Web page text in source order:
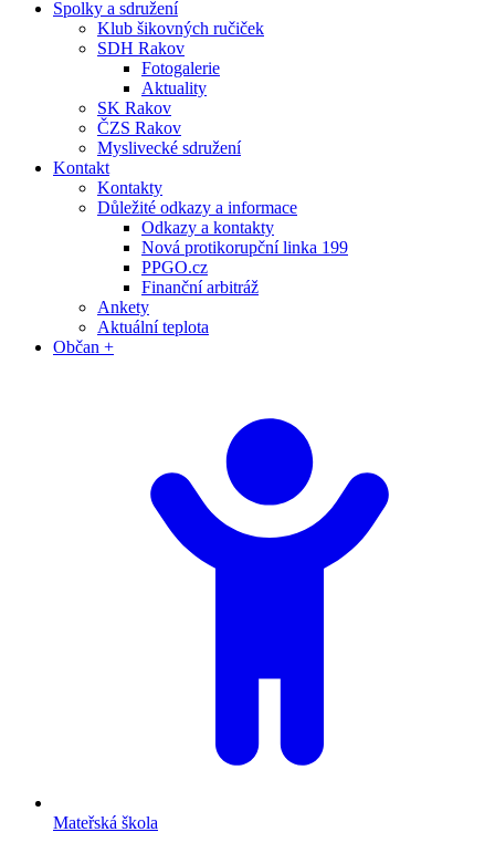
Spolky a sdružení
Klub šikovných ručiček
SDH Rakov
Fotogalerie
Aktuality
SK Rakov
ČZS Rakov
Myslivecké sdružení
Kontakt
Kontakty
Důležité odkazy a informace
Odkazy a kontakty
Nová protikorupční linka 199
PPGO.cz
Finanční arbitráž
Ankety
Aktuální teplota
Občan +
Mateřská škola